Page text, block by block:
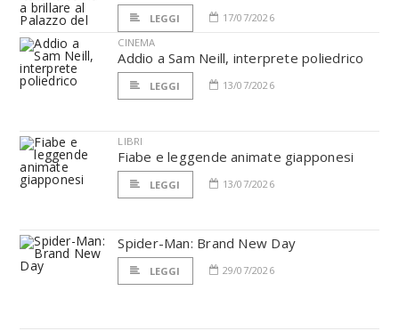
LEGGI
17/07/2026
CINEMA
Addio a Sam Neill, interprete poliedrico
LEGGI 13/07/2026
LIBRI
Fiabe e leggende animate giapponesi
LEGGI 13/07/2026
Spider-Man: Brand New Day
LEGGI 29/07/2026